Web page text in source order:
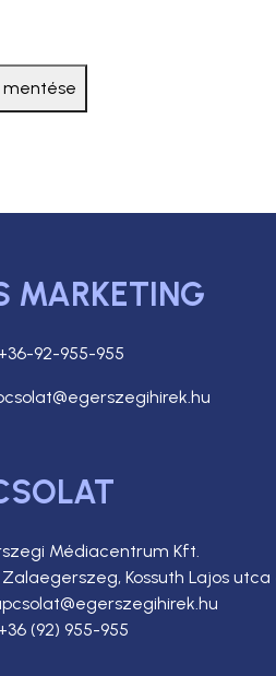
mentése
MARKETING
92-955-955
Médiacentrum Kft.
Kossuth Lajos utca
(92) 955-955